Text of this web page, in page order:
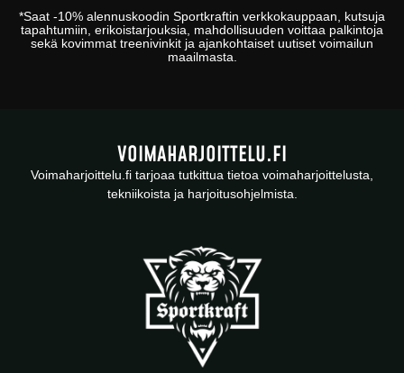
*Saat -10% alennuskoodin Sportkraftin verkkokauppaan , kutsuja
tapahtumiin, erikoistarjouksia, mahdollisuuden voittaa palkintoja
sekä kovimmat treenivinkit ja ajankohtaiset uutiset voimailun
maailmasta.
VOIMAHARJOITTELU.FI
Voimaharjoittelu.fi tarjoaa tutkittua tietoa voimaharjoittelusta,
tekniikoista ja harjoitusohjelmista.